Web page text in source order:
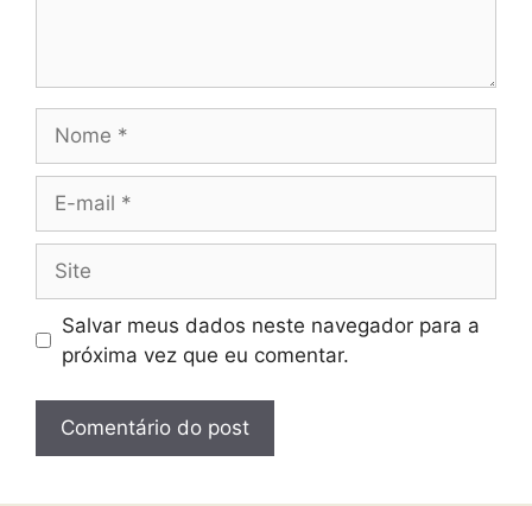
Salvar meus dados neste navegador para a
próxima vez que eu comentar.